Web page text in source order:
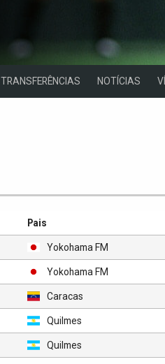
TRANSFERÊNCIAS NOTÍCIAS
Pais
Yokohama FM
Yokohama FM
Caracas
Quilmes
Quilmes